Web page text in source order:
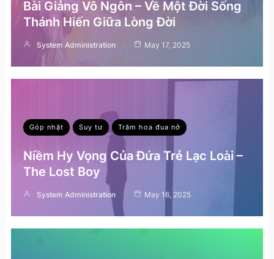
Bài Giảng Vô Ngôn – Về Một Đời Sống
Thánh Hiến Giữa Lòng Đời
System Administration May 17, 2025
Góp nhặt Suy tư Trăm hoa đua nở
Niềm Hy Vọng Của Đứa Trẻ Lạc Loài –
The Lost Boy
System Administration May 16, 2025